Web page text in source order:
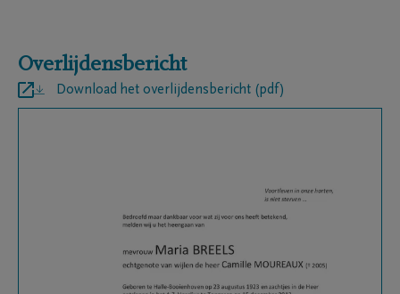
Overlijdensbericht
Download het overlijdensbericht (pdf)